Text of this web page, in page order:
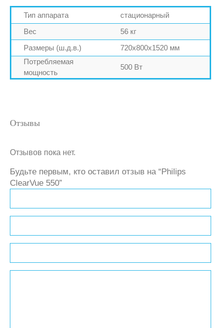
Тип аппарата
стационарный
Вес
56 кг
Размеры (ш.д.в.)
720х800х1520 мм
Потребляемая
мощность
500 Вт
Отзывов пока нет.
Будьте первым, кто оставил отзыв на “Philips
ClearVue 550”